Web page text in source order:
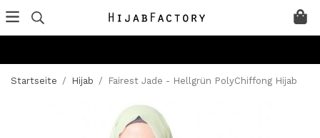
Startseite / Hijab / Fairest Jade - Hellgrün PolyChiffong Hijab